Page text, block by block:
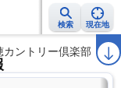
検索 現在地
意報 2週間天気 ラ
カントリー倶楽部